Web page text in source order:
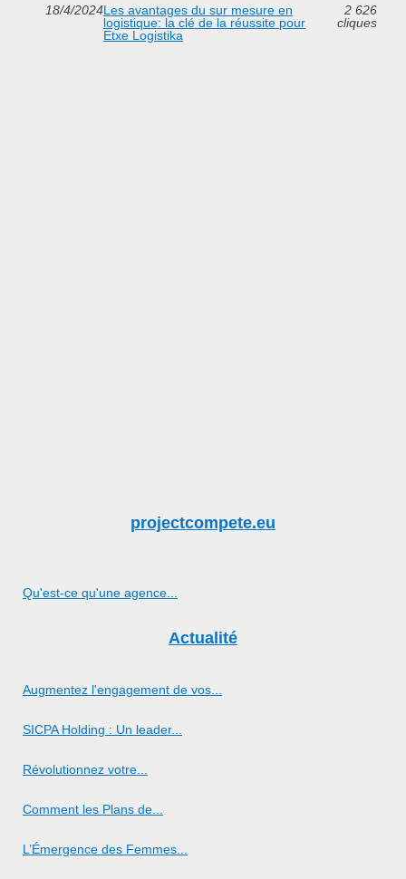
18/4/2024Les avantages du sur mesure en
logistique: la clé de la réussite pour
Etxe Logistika
2 626
cliques
projectcompete.eu
Qu'est-ce qu'une agence...
Actualité
Augmentez l'engagement de vos...
SICPA Holding : Un leader...
Révolutionnez votre...
Comment les Plans de...
L’Émergence des Femmes...